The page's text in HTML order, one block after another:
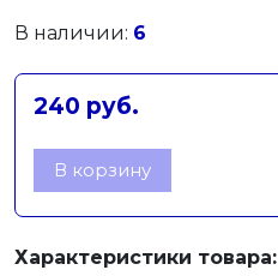
В наличии: 6
240 руб.
В корзину
Характеристики товара: